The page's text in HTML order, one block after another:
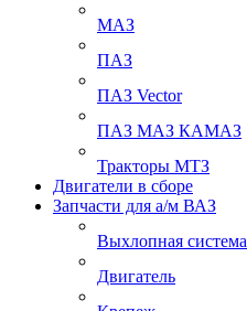
МАЗ
ПАЗ
ПАЗ Vector
ПАЗ МАЗ КАМАЗ
Тракторы МТЗ
Двигатели в сборе
Запчасти для а/м ВАЗ
Выхлопная система
Двигатель